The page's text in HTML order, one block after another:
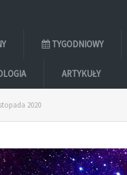
TYGODNIOWY
ARTYKUŁY
2020